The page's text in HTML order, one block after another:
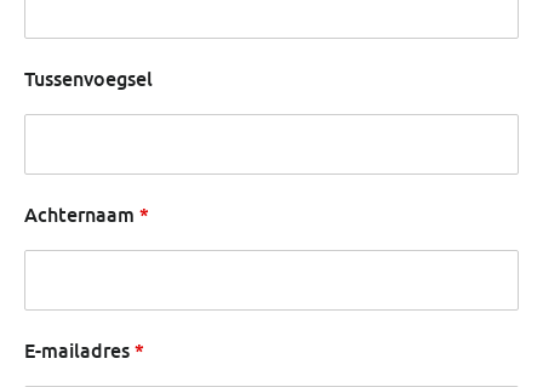
Tussenvoegsel
Achternaam
E-mailadres